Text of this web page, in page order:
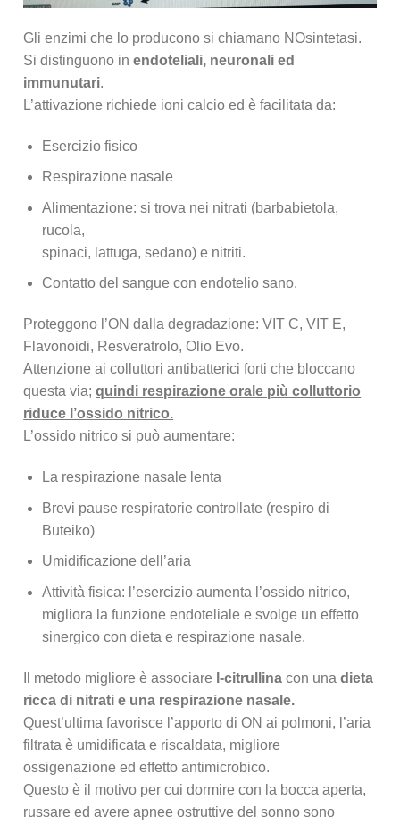
Gli enzimi che lo producono si chiamano NOsintetasi.
Si distinguono inendoteliali, neuronali ed
immunutari.
L’attivazione richiede ioni calcio ed è facilitata da:
Esercizio fisico
Respirazione nasale
Alimentazione: si trova nei nitrati (barbabietola,
rucola,
spinaci, lattuga, sedano) e nitriti.
Contatto del sangue con endotelio sano.
Proteggono l’ON dalla degradazione: VIT C, VIT E,
Flavonoidi, Resveratrolo, Olio Evo.
Attenzione ai colluttori antibatterici forti che bloccano
questa via;quindi respirazione orale più colluttorio
riduce l’ossido nitrico.
L’ossido nitrico si può aumentare:
La respirazione nasale lenta
Brevi pause respiratorie controllate (respiro di
Buteiko)
Umidificazione dell’aria
Attività fisica: l’esercizio aumenta l’ossido nitrico,
migliora la funzione endoteliale e svolge un effetto
sinergico con dieta e respirazione nasale.
Il metodo migliore è associare l-citrullina con una dieta
ricca di nitrati e una respirazione nasale.
Quest’ultima favorisce l’apporto di ON ai polmoni, l’aria
filtrata è umidificata e riscaldata, migliore
ossigenazione ed effetto antimicrobico.
Questo è il motivo per cui dormire con la bocca aperta,
russare ed avere apnee ostruttive del sonno sono